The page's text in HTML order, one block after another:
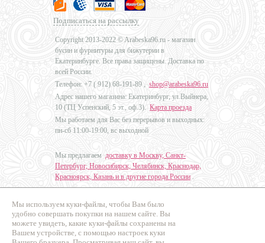
Мы используем куки-файлы, чтобы Вам было
удобно совершать покупки на нашем сайте. Вы
можете увидеть, какие куки-файлы сохранены на
Вашем устройстве, с помощью настроек куки
Подписаться на рассылку
Copyright 2013-2022 © Arabeska96.ru - магазин
бусин и фурнитуры для бижутерии в
Екатеринбурге. Все права защищены. Доставка по
всей России.
Телефон: +7 ( 912) 68-191-89 , shop@arabeska96.ru
Адрес нашего магазина: Екатеринбург, ул.Выйнера,
10 (ТЦ Успенский, 5 эт., оф.3). Карта проезда
Мы работаем для Вас без перерывов и выходных:
пн-сб 11:00-19:00, вс выходной
Мы предлагаем доставку в Москву, Санкт-
Петербург, Новосибирск, Челябинск, Краснодар,
Красноярск, Казань и в другие города России.
Дизайн - Наталья Мальцева
Продвижение сайтов
Промо Эксперт